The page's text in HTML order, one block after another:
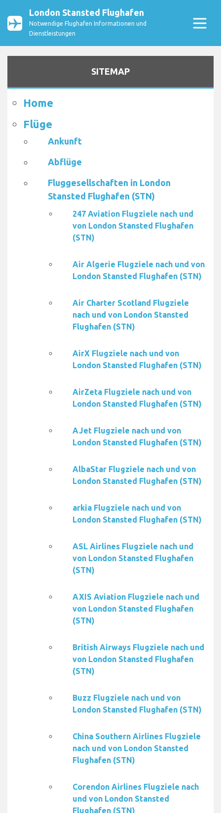
London Stansted Flughafen
Notwendige Flughafen Informationen und
Dienstleistungen
SITEMAP
Home
Flüge
Ankunft
Abflüge
Fluggesellschaften in London
Stansted Flughafen (STN)
247 Aviation Flugziele nach und
von London Stansted Flughafen
(STN)
Air Algerie Flugziele nach und von
London Stansted Flughafen (STN)
Air Charter Scotland Flugziele
nach und von London Stansted
Flughafen (STN)
AirX Flugziele nach und von
London Stansted Flughafen (STN)
AirZeta Flugziele nach und von
London Stansted Flughafen (STN)
AJet Flugziele nach und von
London Stansted Flughafen (STN)
AlbaStar Flugziele nach und von
London Stansted Flughafen (STN)
arkia Flugziele nach und von
London Stansted Flughafen (STN)
ASL Airlines Flugziele nach und
von London Stansted Flughafen
(STN)
AXIS Aviation Flugziele nach und
von London Stansted Flughafen
(STN)
British Airways Flugziele nach und
von London Stansted Flughafen
(STN)
Buzz Flugziele nach und von
London Stansted Flughafen (STN)
China Southern Airlines Flugziele
nach und von London Stansted
Flughafen (STN)
Corendon Airlines Flugziele nach
und von London Stansted
Flughafen (STN)